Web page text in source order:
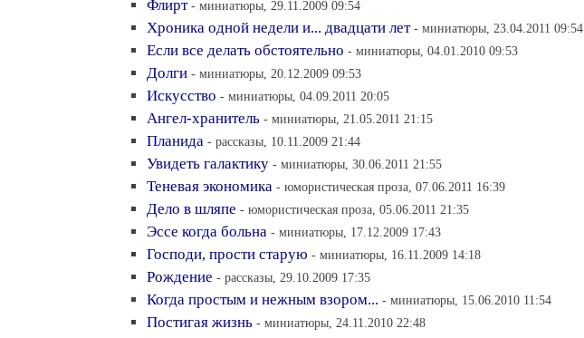
Флирт - миниатюры, 29.11.2009 09:54
Хроника одной недели и... двадцати лет - миниатюры, 23.04.2011 09:54
Если все делать обстоятельно - миниатюры, 04.01.2010 09:53
Долги - миниатюры, 20.12.2009 09:53
Искусство - миниатюры, 04.09.2011 20:05
Ангел-хранитель - миниатюры, 21.05.2011 21:15
Планида - рассказы, 10.11.2009 21:44
Увидеть галактику - миниатюры, 30.06.2011 21:55
Теневая экономика - юмористическая проза, 07.06.2011 16:39
Дело в шляпе - юмористическая проза, 05.06.2011 21:35
Эссе когда больна - миниатюры, 17.12.2009 17:43
Господи, прости старую - миниатюры, 16.11.2009 14:18
Рождение - рассказы, 29.10.2009 17:35
Когда простым и нежным взором... - миниатюры, 15.06.2010 11:54
Постигая жизнь - миниатюры, 24.11.2010 22:48